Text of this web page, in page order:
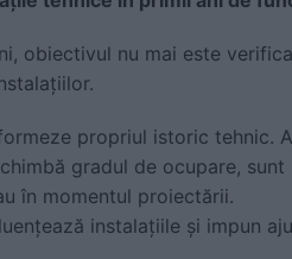
obiectivul nu mai este
propriul istoric tehnic.
gradul de ocupare,
în momentul proiectării.
instalațiile și impun